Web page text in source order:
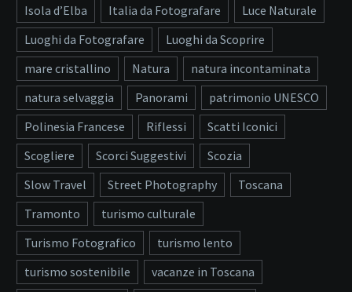
Isola d’Elba
Italia da Fotografare
Luce Naturale
Luoghi da Fotografare
Luoghi da Scoprire
mare cristallino
Natura
natura incontaminata
natura selvaggia
Panorami
patrimonio UNESCO
Polinesia Francese
Riflessi
Scatti Iconici
Scogliere
Scorci Suggestivi
Scozia
Slow Travel
Street Photography
Toscana
Tramonto
turismo culturale
Turismo Fotografico
turismo lento
turismo sostenibile
vacanze in Toscana